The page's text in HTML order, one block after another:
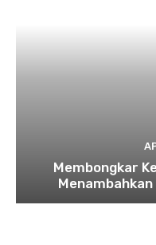
Membongkar
Menambahkan